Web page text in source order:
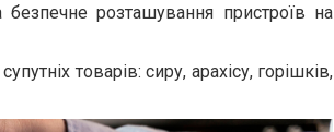
розташування пристроїв на
товарів: сиру, арахісу, горішків,